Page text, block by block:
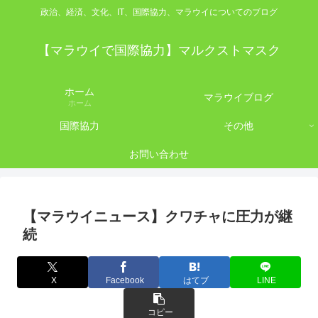
政治、経済、文化、IT、国際協力、マラウイについてのブログ
【マラウイで国際協力】マルクストマスク
ホーム
ホーム マラウイブログ
国際協力 その他
お問い合わせ
【マラウイニュース】クワチャに圧力が継
続
X Facebook はてブ LINE
コピー